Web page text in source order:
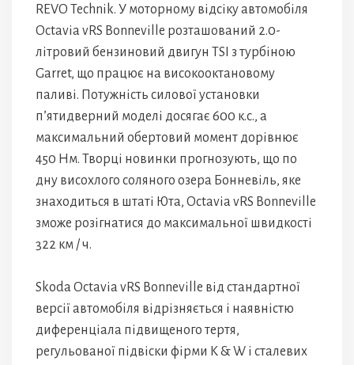
REVO Technik. У моторному відсіку автомобіля
Octavia vRS Bonneville розташований 2.0-
літровий бензиновий двигун TSI з турбіною
Garret, що працює на високооктановому
паливі. Потужність силової установки
п’ятидверний моделі досягає 600 к.с., а
максимальний обертовий момент дорівнює
450 Нм. Творці новинки прогнозують, що по
дну висохлого соляного озера Бонневіль, яке
знаходиться в штаті Юта, Octavia vRS Bonneville
зможе розігнатися до максимальної швидкості
322 км / ч.
Skoda Octavia vRS Bonneville від стандартної
версії автомобіля відрізняється і наявністю
диференціала підвищеного тертя,
регульованої підвіски фірми K & W і сталевих